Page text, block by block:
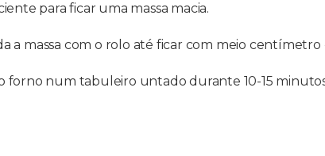
para ficar uma massa macia.
a massa com o rolo até ficar com meio centímetro
forno num tabuleiro untado durante 10-15